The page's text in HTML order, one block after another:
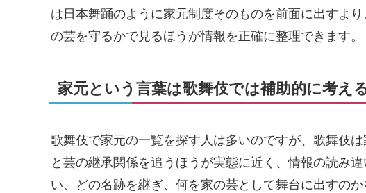
は日本舞踊のように家元制度そのものを前面に出すよ
の芸を守るかで見るほうが情報を正確に整理できます。
家元という言葉は歌舞伎では補助的に考え
歌舞伎で家元の一覧を探す人は多いのですが、歌舞伎
と芸の継承関係を追うほうが実態に近く、情報の読み
い、どの名跡を継ぎ、何を家の芸として舞台に出すの